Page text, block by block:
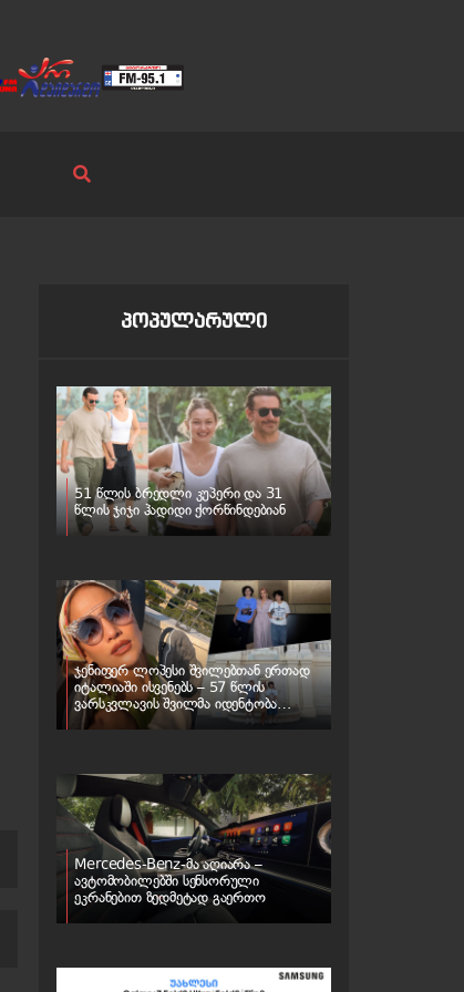
პოპულარული
51 წლის ბრედლი კუპერი და 31
წლის ჯიჯი ჰადიდი ქორწინდებიან
ჯენიფერ ლოპესი შვილებთან ერთად
იტალიაში ისვენებს – 57 წლის
ვარსკვლავის შვილმა იდენტობა
შეიცვალა
Mercedes-Benz-მა აღიარა –
ავტომობილებში სენსორული
ეკრანებით ზედმეტად გაერთო